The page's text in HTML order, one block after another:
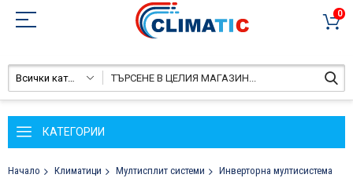
0
Всички категории
КАТЕГОРИИ
Начало Климатици Мултисплит системи
Инверторна мултисистема